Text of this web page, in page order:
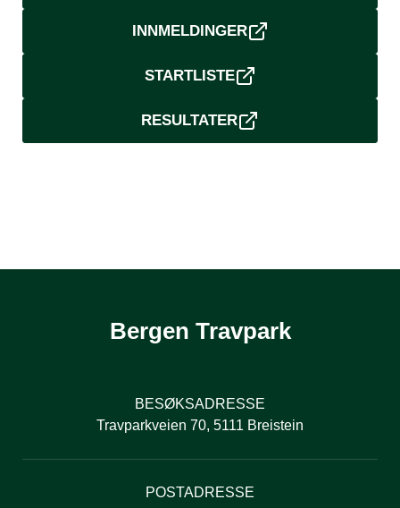
INNMELDINGER
STARTLISTE
RESULTATER
Bergen Travpark
BESØKSADRESSE
Travparkveien 70, 5111 Breistein
POSTADRESSE